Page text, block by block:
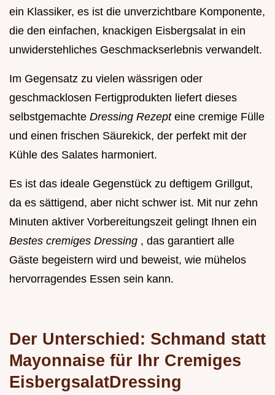
ein Klassiker, es ist die unverzichtbare Komponente,
die den einfachen, knackigen Eisbergsalat in ein
unwiderstehliches Geschmackserlebnis verwandelt.
Im Gegensatz zu vielen wässrigen oder
geschmacklosen Fertigprodukten liefert dieses
selbstgemachte Dressing Rezept eine cremige Fülle
und einen frischen Säurekick, der perfekt mit der
Kühle des Salates harmoniert.
Es ist das ideale Gegenstück zu deftigem Grillgut,
da es sättigend, aber nicht schwer ist. Mit nur zehn
Minuten aktiver Vorbereitungszeit gelingt Ihnen ein
Bestes cremiges Dressing , das garantiert alle
Gäste begeistern wird und beweist, wie mühelos
hervorragendes Essen sein kann.
Der Unterschied: Schmand statt
Mayonnaise für Ihr Cremiges
EisbergsalatDressing